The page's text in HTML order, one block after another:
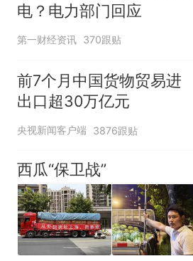
电？电力部门回应
第一财经资讯 370跟贴
前7个月中国货物贸易进
出口超30万亿元
央视新闻客户端 3876跟贴
西瓜“保卫战”